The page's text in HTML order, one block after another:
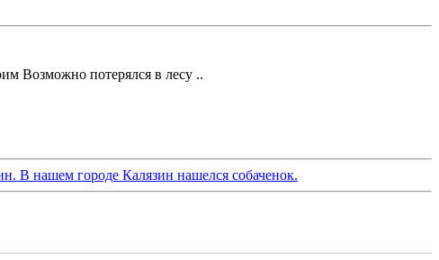
Возможно потерялся в лесу ..
В нашем городе Калязин нашелся собаченок.